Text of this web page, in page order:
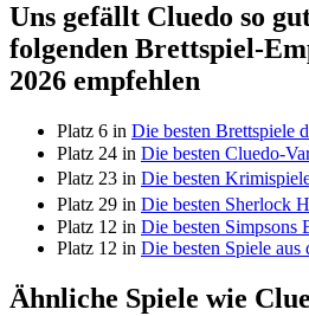
Uns gefällt Cluedo so
folgenden Brettspiel-
2026 empfehlen
Platz 6 in Die besten Brettspiele
Platz 24 in Die besten Cluedo-
Platz 23 in Die besten
Platz 29 in Die besten Sherlock
Platz 12 in Die besten Simpsons
Platz 12 in Die besten Spiele
Ähnliche Spiele wie